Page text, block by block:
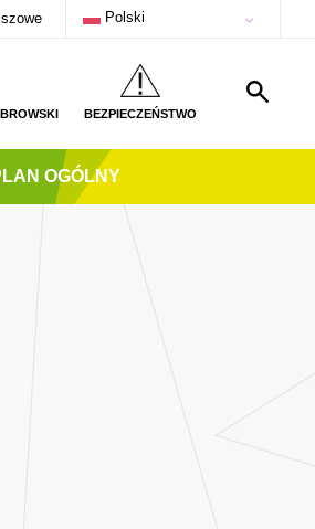
Polski
BEZPIECZEŃSTWO
OGÓLNY